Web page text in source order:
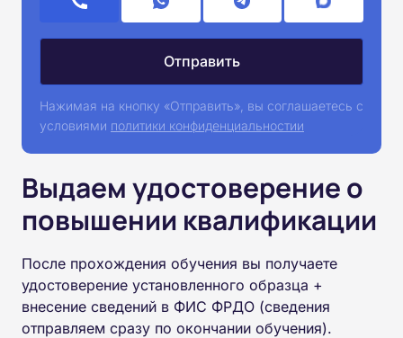
Нажимая на кнопку «Отправить», вы соглашаетесь с
условиями политики конфиденциальностии
Выдаем удостоверение о
повышении квалификации
После прохождения обучения вы получаете
удостоверение установленного образца +
внесение сведений в ФИС ФРДО (сведения
отправляем сразу по окончании обучения).